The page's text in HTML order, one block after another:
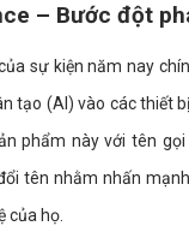
– Bước đột
sự kiện năm nay
tạo (AI) vào các thiết
phẩm này với tên gọi
tên nhằm nhấn
của họ.